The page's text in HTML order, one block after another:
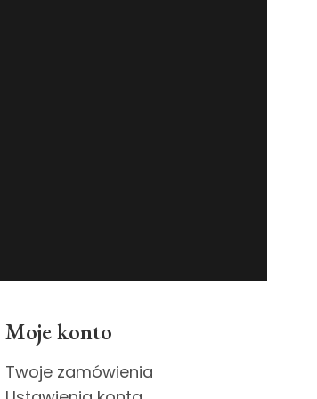
Moje konto
Twoje zamówienia